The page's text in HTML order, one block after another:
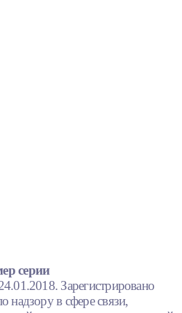
серии
Зарегистрировано
надзору в сфере связи,